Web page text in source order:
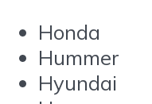
Honda
Hummer
Hyundai